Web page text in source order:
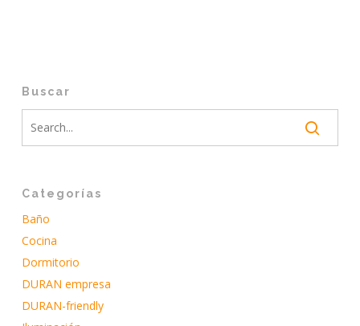
Buscar
Categorías
Baño
Cocina
Dormitorio
DURAN empresa
DURAN-friendly